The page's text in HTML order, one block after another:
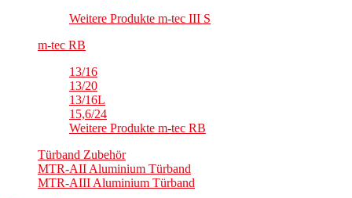
Weitere Produkte m-tec III S
m-tec RB
13/16
13/20
13/16L
15,6/24
Weitere Produkte m-tec RB
Türband Zubehör
MTR-AII Aluminium Türband
MTR-AIII Aluminium Türband